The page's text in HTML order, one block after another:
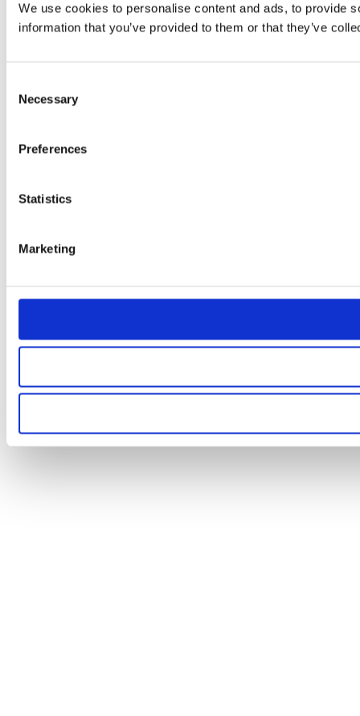
We use cookies to personalise content and ads, to provide
information that you’ve provided to them or that they’ve
Selection
Necessary
Preferences
Statistics
Marketing